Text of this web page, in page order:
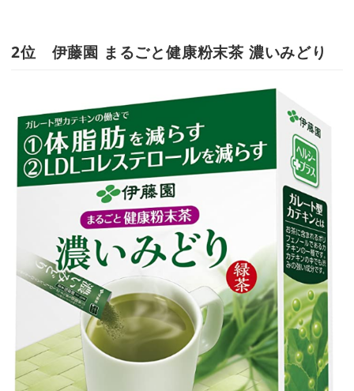
2位 伊藤園 まるごと健康粉末茶 濃いみどり